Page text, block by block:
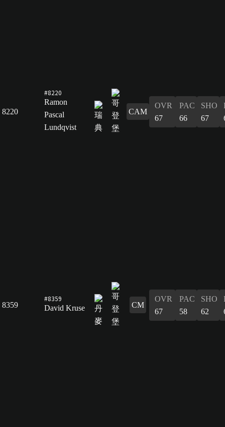
8220
#8220
Ramon
Pascal
Lundqvist
CAM
OVR
67
PAC
66
SHO
67
8359
#8359
David Kruse
CM
OVR
67
PAC
58
SHO
62